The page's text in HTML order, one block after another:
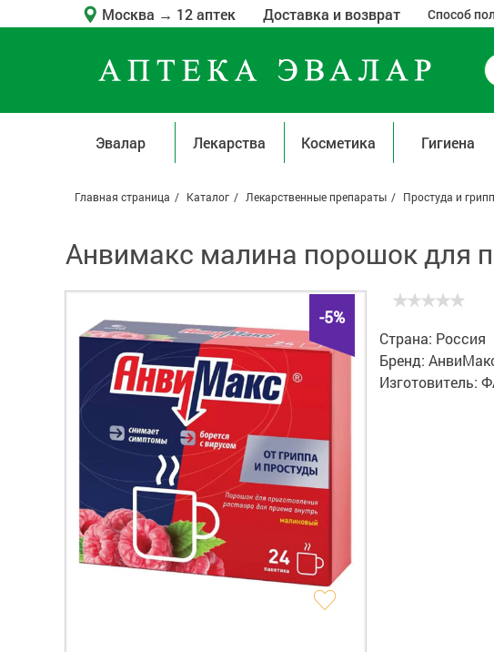
Москва → 12 аптек Доставка и возврат Способ
Эвалар Лекарства Косметика Гигиена
Главная страница Каталог Лекарственные препараты Простуда и грипп
Анвимакс малина порошок для
-5%
Страна: Россия
Бренд:
Изготовитель: